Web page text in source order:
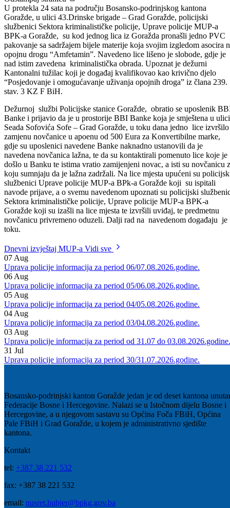
Podijeli:
Odštampaj stranicu
U protekla 24 sata na području Bosansko-podrinjskog kantona
Goražde, u ulici 43.Drinske brigade – Grad Goražde, policijski
službenici Sektora kriminalističke policije, Uprave policije MUP-a
BPK-a Goražde, su kod jednog lica iz Goražda pronašli jedno PVC
pakovanje sa sadržajem bijele materije koja svojim izgledom asocira
opojnu drogu “Amfetamin”. Navedeno lice lišeno je slobode, gdje je
nad istim zavedena kriminalistička obrada. Upoznat je dežurni
“Posjedovanje i omogućavanje uživanja opojnih droga” iz člana 239.
stav. 3 KZ F BiH.
Dežurnoj službi Policijske stanice Goražde, obratio se uposlenik
Banke i prijavio da je u prostorije BBI Banke koja je smještena u ulici
Seada Sofovića Sofe – Grad Goražde, u toku dana jedno lice izvršilo
zamjenu novčanice u apoenu od 500 Eura za Konvertibilne marke,
gdje su uposlenici navedene Banke naknadno ustanovili da je
navedena novčanica lažna, te da su kontaktirali pomenuto lice koje je
došlo u Banku te istima vratio zamijenjeni novac, a isti su novčanicu
koju sumnjaju da je lažna zadržali. Na lice mjesta upućeni su
službenici Uprave policije MUP-a BPk-a Goražde koji su ispitali
navode prijave, a o svemu navedenom upoznati su policijski
Sektora kriminalističke policije, Uprave policije MUP-a BPK-a
novčanicu privremeno oduzeli. Dalji rad na navedenom događaju je
toku.
Dnevni izvještaj MUP-a
07Aug
Uprava policije informacija za period 06/07.08.2026.godine.
06Aug
Uprava policije informacija za period 05/06.08.2026.godine.
05Aug
Uprava policije informacija za period 04/05.08.2026.godine.
04Aug
Uprava policije informacija za period 03/04.08.2026.godine.
03Aug